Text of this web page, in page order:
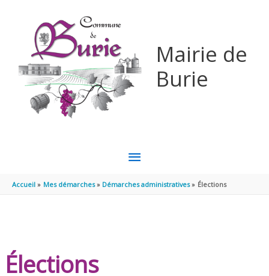
Mairie de
Burie
MENU
PRINCIPAL
Accueil Mes démarches Démarches administratives Élections
Élections